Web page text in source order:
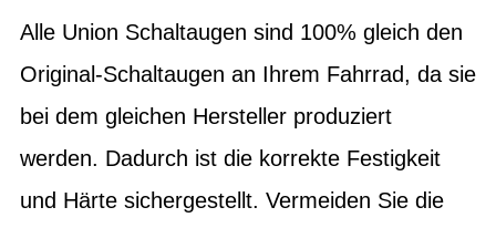
Alle Union Schaltaugen sind 100% gleich den
Original-Schaltaugen an Ihrem Fahrrad, da sie
bei dem gleichen Hersteller produziert
werden. Dadurch ist die korrekte Festigkeit
und Härte sichergestellt. Vermeiden Sie die